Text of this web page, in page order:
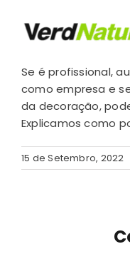
content
Se é profissional,
como empresa e
da decoração,
Explicamos como
15 de Setembro, 2022